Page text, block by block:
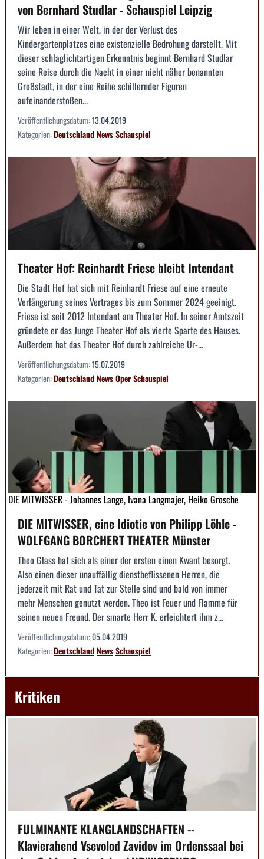
von Bernhard Studlar - Schauspiel Leipzig
Wir leben in einer Welt, in der der Verlust des
Kindergartenplatzes eine existenzielle Bedrohung darstellt. Mit
dieser schlaglichtartigen Erkenntnis beginnt Bernhard Studlar
seine Reise durch die Nacht in einer nicht näher benannten
Großstadt, in der eine Reihe schillernder Figuren
aufeinanderstoßen...
Veröffentlichungsdatum:13.04.2019
Kategorien:DeutschlandNewsSchauspiel
Theater Hof: Reinhardt Friese bleibt Intendant
Die Stadt Hof hat sich mit Reinhardt Friese auf eine erneute
Verlängerung seines Vertrages bis zum Sommer 2024 geeinigt.
Friese ist seit 2012 Intendant am Theater Hof. In seiner Amtszeit
gründete er das Junge Theater Hof als vierte Sparte des Hauses.
Außerdem hat das Theater Hof durch zahlreiche Ur-...
Veröffentlichungsdatum:15.07.2019
Kategorien:DeutschlandNewsOperSchauspiel
DIE MITWISSER - Johannes Lange, Ivana Langmajer, Heiko Grosche
DIE MITWISSER, eine Idiotie von Philipp Löhle -
WOLFGANG BORCHERT THEATER Münster
Theo Glass hat sich als einer der ersten einen Kwant besorgt.
Also einen dieser unauffällig dienstbeflissenen Herren, die
jederzeit mit Rat und Tat zur Stelle sind und bald von immer
mehr Menschen genutzt werden. Theo ist Feuer und Flamme für
seinen neuen Freund. Der smarte Herr K. erleichtert ihm z...
Veröffentlichungsdatum:05.04.2019
Kategorien:DeutschlandNewsSchauspiel
Kritiken
FULMINANTE KLANGLANDSCHAFTEN --
Klavierabend Vsevolod Zavidov im Ordenssaal bei